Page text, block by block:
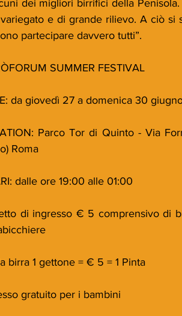
dei migliori birrifici della
e di grande rilievo. A ciò si
partecipare davvero tutti”.
SUMMER FESTIVAL
da giovedì 27 a domenica 30
Parco Tor di Quinto - Via
Roma
dalle ore 19:00 alle 01:00
di ingresso € 5 comprensivo di
birra 1 gettone = € 5 = 1 Pinta
gratuito per i bambini